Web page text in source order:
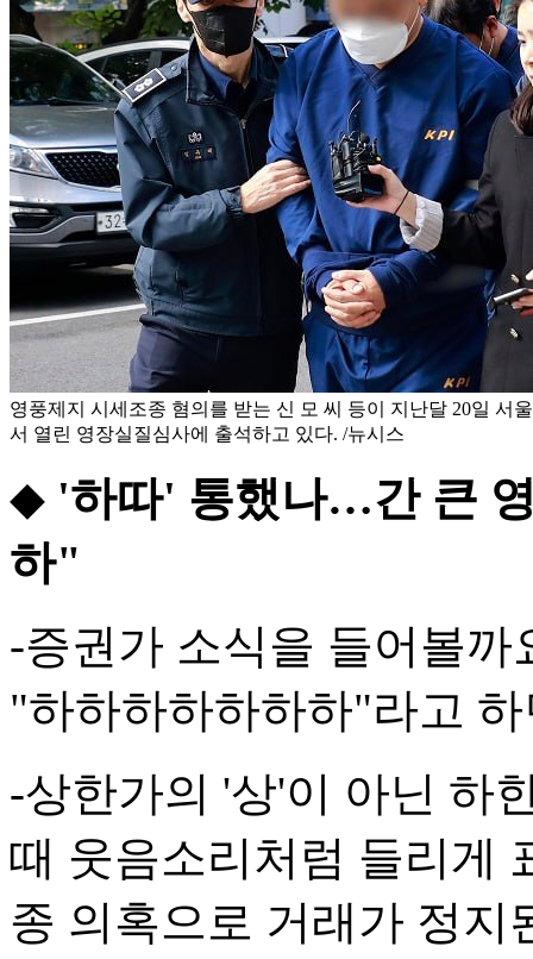
영풍제지 시세조종 혐의를 받는 신 모 씨 등이 지난달 20일 서
서 열린 영장실질심사에 출석하고 있다. /뉴시스
◆ '하따' 통했나…간 큰
하"
-증권가 소식을 들어볼
"하하하하하하하"라고
-상한가의 '상'이 아닌 하
때 웃음소리처럼 들리게
종 의혹으로 거래가 정지